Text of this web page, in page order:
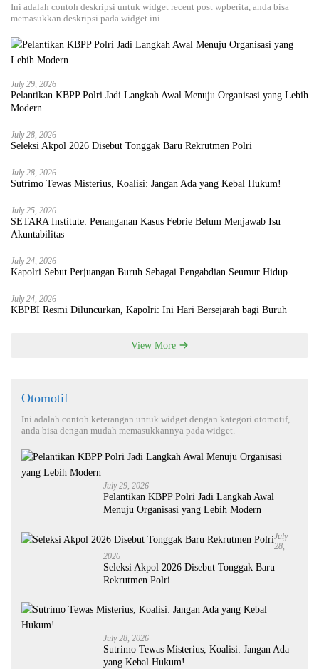
Ini adalah contoh deskripsi untuk widget recent post wpberita, anda bisa
memasukkan deskripsi pada widget ini.
July 29, 2026
Pelantikan KBPP Polri Jadi Langkah Awal Menuju Organisasi yang Lebih
Modern
July 28, 2026
Seleksi Akpol 2026 Disebut Tonggak Baru Rekrutmen Polri
July 28, 2026
Sutrimo Tewas Misterius, Koalisi: Jangan Ada yang Kebal Hukum!
July 25, 2026
SETARA Institute: Penanganan Kasus Febrie Belum Menjawab Isu
Akuntabilitas
July 24, 2026
Kapolri Sebut Perjuangan Buruh Sebagai Pengabdian Seumur Hidup
July 24, 2026
KBPBI Resmi Diluncurkan, Kapolri: Ini Hari Bersejarah bagi Buruh
View More
Otomotif
Ini adalah contoh keterangan untuk widget dengan kategori otomotif,
anda bisa dengan mudah memasukkannya pada widget.
July 29, 2026
Pelantikan KBPP Polri Jadi Langkah Awal
Menuju Organisasi yang Lebih Modern
July
28,
2026
Seleksi Akpol 2026 Disebut Tonggak Baru
Rekrutmen Polri
July 28, 2026
Sutrimo Tewas Misterius, Koalisi: Jangan Ada
yang Kebal Hukum!